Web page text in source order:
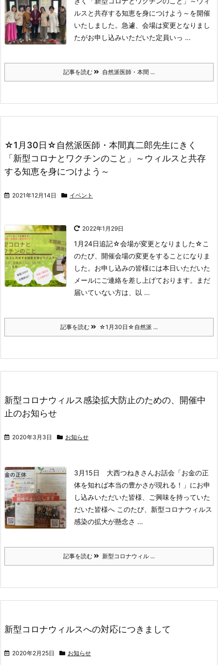
ルスと共存する知恵を身につけよう～ を開催
いたしました。 急遽、会場は変更となりまし
たがお申し込みいただいた定員いっ ...
記事を読む 自然派医師・本間 ...
☆1月30日☆自然派医師・本間真二郎先生にきく
「新型コロナとワクチンのこと」～ウィルスと共存
する知恵を身につけよう～
2021年12月14日 イベント
2022年1月29日
1月24日追記☆会場が変更となりました☆ こ
のたび、開催会場の変更をすることになりま
した。 お申し込みの皆様には本日いただいた
メールにご連絡を差し上げております。
まだ
届いていない方は、以 ...
記事を読む ☆1月30日☆自然派 ...
新型コロナウィルス感染拡大防止のための、開催中
止のお知らせ
2020年3月3日 お知らせ
3月15日 大西つねきさんお話会「お金の正
体を知れば本当の豊かさが現れる！」 にお申
し込みいただいた皆様、ご興味を持っていた
だいた皆様へ このたび、新型コロナウィルス
感染の拡大が懸念さ ...
記事を読む 新型コロナウィル ...
新型コロナウィルスへの対応につきまして
2020年2月25日 お知らせ